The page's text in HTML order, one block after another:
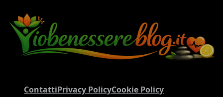
ContattiPrivacy PolicyCookie Policy